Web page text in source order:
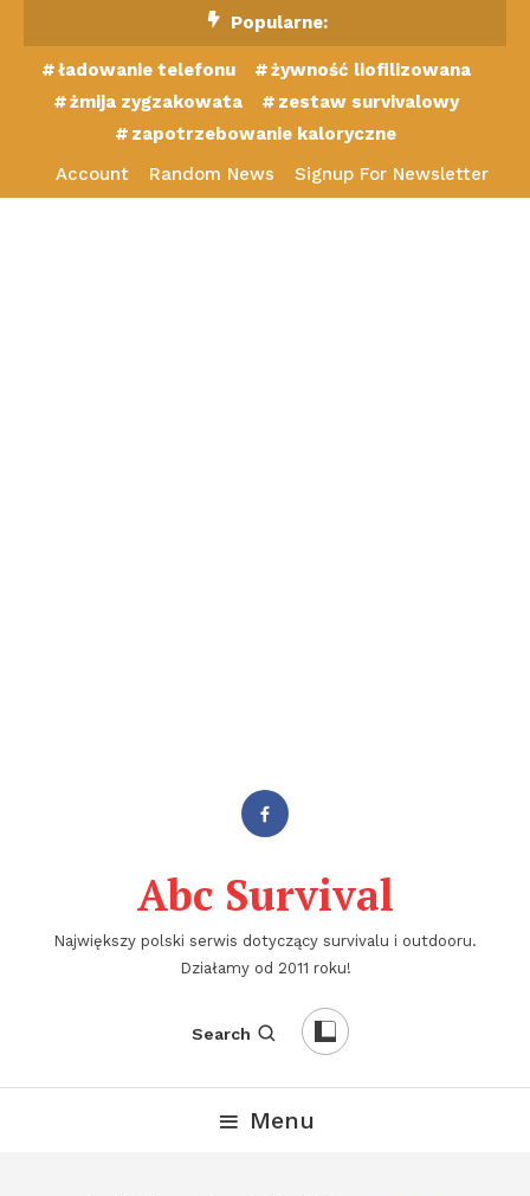
Content
Popularne:
ładowanie telefonu
żywność liofilizowana
żmija zygzakowata
zestaw survivalowy
zapotrzebowanie kaloryczne
Account
Random News Signup For Newsletter
Abc Survival
Największy polski serwis dotyczący survivalu i outdooru.
Działamy od 2011 roku!
Search
Menu